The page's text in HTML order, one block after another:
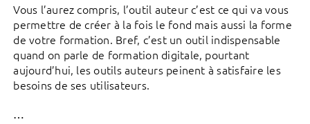
Vous l’aurez compris, l’outil auteur c’est ce qui va vous
permettre de créer à la fois le fond mais aussi la forme
de votre formation. Bref, c’est un outil indispensable
quand on parle de formation digitale, pourtant
aujourd’hui, les outils auteurs peinent à satisfaire les
besoins de ses utilisateurs.